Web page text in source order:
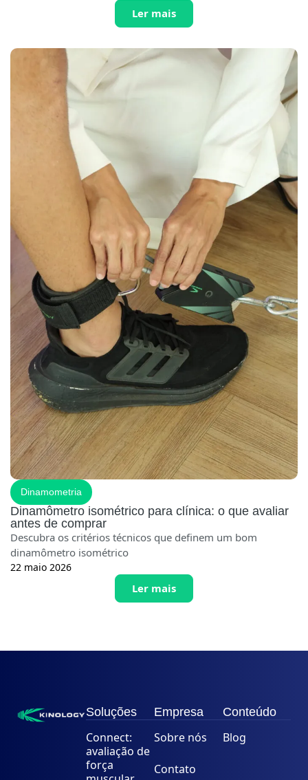
Ler mais
Dinamometria
Dinamômetro isométrico para clínica: o que avaliar
antes de comprar
Descubra os critérios técnicos que definem um bom
dinamômetro isométrico
22 maio 2026
Ler mais
Soluções
Connect:
avaliação de
força
Empresa
Sobre nós
Contato
Conteúdo
Blog